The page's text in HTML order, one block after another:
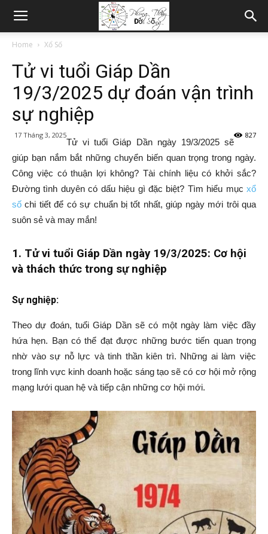
Home Xổ Số
Tử vi tuổi Giáp Dần
19/3/2025 dự đoán vận trình
sự nghiệp
17 Tháng 3, 2025 827
Tử vi tuổi Giáp Dần ngày 19/3/2025 sẽ
giúp bạn nắm bắt những chuyển biến quan trọng trong ngày.
Công việc có thuận lợi không? Tài chính liệu có khởi sắc?
Đường tình duyên có dấu hiệu gì đặc biệt? Tìm hiểu mục xổ
số chi tiết để có sự chuẩn bị tốt nhất, giúp ngày mới trôi qua
suôn sẻ và may mắn!
1. Tử vi tuổi Giáp Dần ngày 19/3/2025: Cơ hội
và thách thức trong sự nghiệp
Sự nghiệp:
Theo dự đoán, tuổi Giáp Dần sẽ có một ngày làm việc đầy
hứa hẹn. Bạn có thể đạt được những bước tiến quan trọng
nhờ vào sự nỗ lực và tinh thần kiên trì. Những ai làm việc
trong lĩnh vực kinh doanh hoặc sáng tạo sẽ có cơ hội mở rộng
mạng lưới quan hệ và tiếp cận những cơ hội mới.